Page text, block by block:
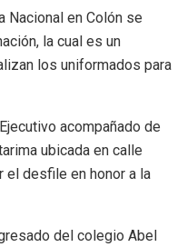
Nacional en Colón se
la cual es un
los uniformados para
acompañado de
ubicada en calle
el desfile en honor a la
del colegio Abel